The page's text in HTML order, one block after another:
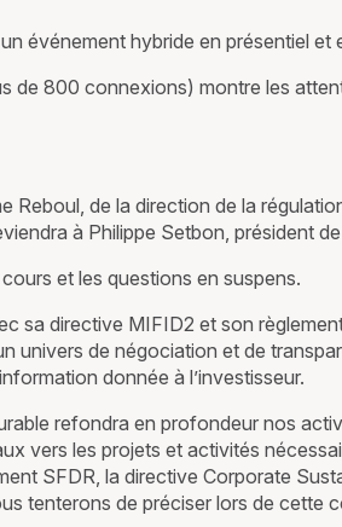
événement hybride en présentiel et
de 800 connexions) montre les
de la direction de la
à Philippe Setbon, président de
et les questions en suspens.
sa directive MIFID2 et son
univers de négociation et de
donnée à l’investisseur.
refondra en profondeur nos
vers les projets et activités
SFDR, la directive Corporate
tenterons de préciser lors de cette